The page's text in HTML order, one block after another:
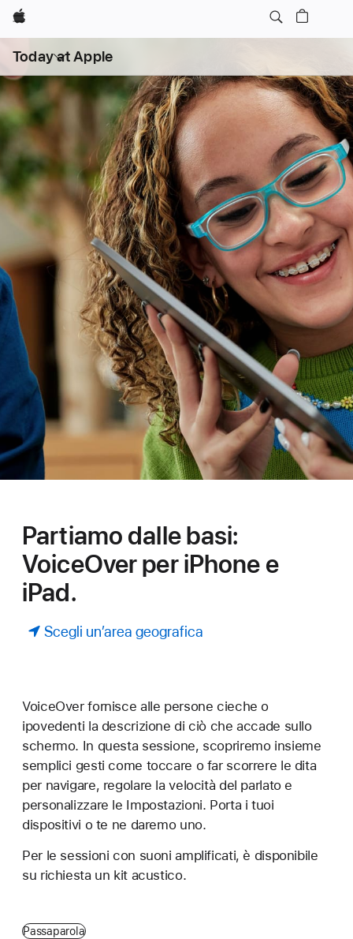
Apple
Today at Apple
menu
Partiamo dalle basi:
VoiceOver per iPhone e
iPad.
Scegli un’area geografica
VoiceOver fornisce alle persone cieche o
ipovedenti la descrizione di ciò che accade sullo
schermo. In questa sessione, scopriremo insieme
semplici gesti come toccare o far scorrere le dita
per navigare, regolare la velocità del parlato e
personalizzare le Impostazioni. Porta i tuoi
dispositivi o te ne daremo uno.
Per le sessioni con suoni amplificati, è disponibile
su richiesta un kit acustico.
Passaparola